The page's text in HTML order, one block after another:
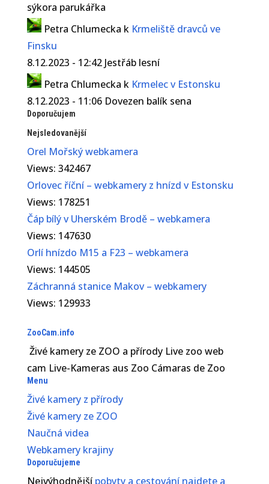
sýkora parukářka
Petra Chlumecka k Krmeliště dravců ve
Finsku
8.12.2023 - 12:42 Jestřáb lesní
Petra Chlumecka k Krmelec v Estonsku
8.12.2023 - 11:06 Dovezen balík sena
Doporučujem
Nejsledovanější
Orel Mořský webkamera
Views: 342467
Orlovec říční – webkamery z hnízd v Estonsku
Views: 178251
Čáp bílý v Uherském Brodě – webkamera
Views: 147630
Orlí hnízdo M15 a F23 – webkamera
Views: 144505
Záchranná stanice Makov – webkamery
Views: 129933
ZooCam.info
Živé kamery ze ZOO a přírody Live zoo web
cam Live-Kameras aus Zoo Cámaras de Zoo
Menu
Živé kamery z přírody
Živé kamery ze ZOO
Naučná videa
Webkamery krajiny
Doporučujeme
Nejvýhodnější pobyty a cestování najdete a